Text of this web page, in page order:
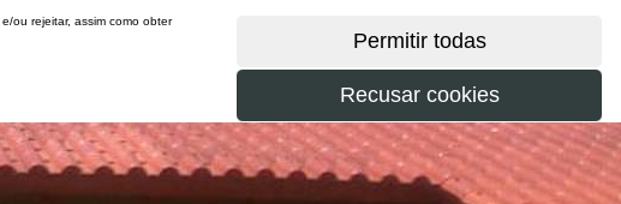
, e/ou rejeitar, assim como obter